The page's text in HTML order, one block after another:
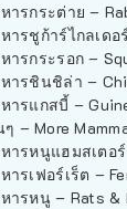
ารกระต่าย –
ารชูก้าร์ไกลเดอ
ารกระรอก –
ารชินชิล่า –
ารแกสบี้ –
– More
ารหนูแฮมสเตอ
ารเฟอร์เร็ต –
ารหนู – Rats &